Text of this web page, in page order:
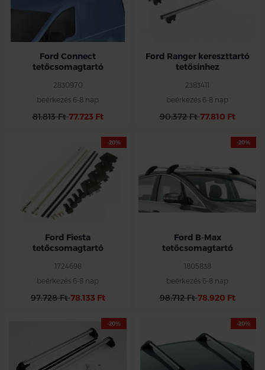
Ford Connect
tetőcsomagtartó
2830970
beérkezés 6-8 nap
81.813 Ft77.723 Ft
Ford Ranger kereszttartó
tetősínhez
2383411
beérkezés 6-8 nap
90.372 Ft77.810 Ft
-20%
Ford Fiesta
tetőcsomagtartó
1724698
beérkezés 6-8 nap
97.728 Ft78.133 Ft
-20%
Ford B-Max
tetőcsomagtartó
1805838
beérkezés 6-8 nap
98.712 Ft78.920 Ft
-20%
Kivéve Grand tolóajtós kivitel és
Üvegtetős kivítelek
-20%